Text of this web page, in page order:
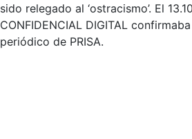
sido relegado al ‘ostracismo’. El
CONFIDENCIAL DIGITAL
periódico de PRISA.